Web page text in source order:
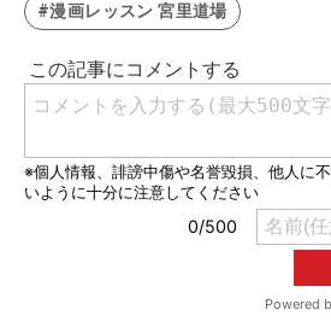
#漫画レッスン 宮里道場